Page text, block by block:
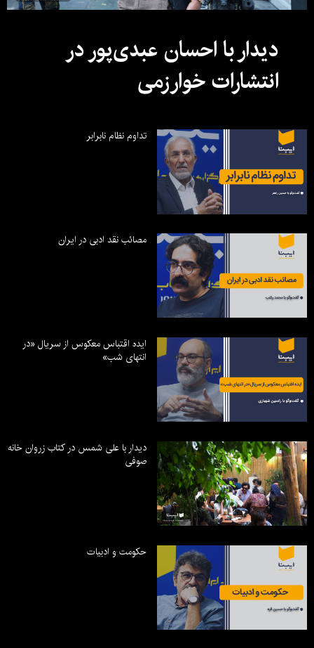
دیدار با احسان عبدی‌پور در
انتشارات خوارزمی
تداوم نظام نابرابر
مصائب نقد ادبی در ایران
ایده اقتباس معکوس از سریال «در
انتهای شب»
دیدار با علی شمس در کتاب زروان خانه
صوفی
حکومت و ادبیات